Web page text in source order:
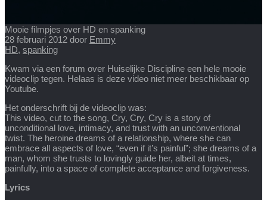
Mooie filmpjes over HD en spanking
28 februari 2012 door Emmy
HD, spanking
Kwam via een forum over Huiselijke Discipline een hele mooie
videoclip tegen. Helaas is deze video niet meer beschikbaar op
Youtube.
Het onderschrift bij de videoclip was:
This video, cut to the song, Cry, Cry, Cry is a story of
unconditional love, intimacy, and trust with an unconventional
twist. The heroine dreams of a relationship, where she can
embrace all aspects of love, “even if it’s painful”; she dreams of a
man, whom she trusts to lovingly guide her, albeit at times,
painfully, into a space of complete acceptance and forgiveness.
Lyrics